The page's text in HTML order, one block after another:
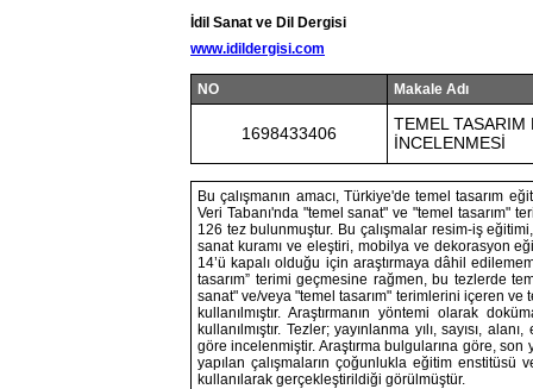
İdil Sanat ve Dil Dergisi
www.idildergisi.com
NO Makale Adı
1698433406
TEMEL TASARIM
İNCELENMESİ
Bu çalışmanın amacı, Türkiye'de temel tasarım
Veri Tabanı'nda "temel sanat" ve "temel tasarım"
126 tez bulunmuştur. Bu çalışmalar resim-iş
sanat kuramı ve eleştiri, mobilya ve dekorasyon
14’ü kapalı olduğu için araştırmaya dâhil
tasarım” terimi geçmesine rağmen, bu tezlerde
sanat" ve/veya "temel tasarım" terimlerini içeren ve
kullanılmıştır. Araştırmanın yöntemi olarak
kullanılmıştır. Tezler; yayınlanma yılı, sayısı,
göre incelenmiştir. Araştırma bulgularına göre, son
yapılan çalışmaların çoğunlukla eğitim
kullanılarak gerçekleştirildiği görülmüştür.